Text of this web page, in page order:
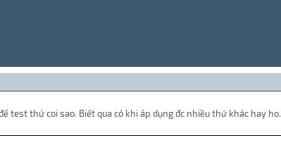
test thử coi sao. Biết qua có khi áp dụng đc nhiều thứ khác hay ho.